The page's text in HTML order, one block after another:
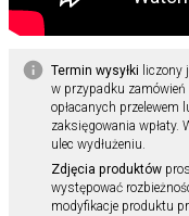
Termin wysyłki liczony
w przypadku
opłacanych przelewem
zaksięgowania wpłaty.
ulec wydłużeniu.
Zdjęcia produktów
występować
modyfikacje produktu